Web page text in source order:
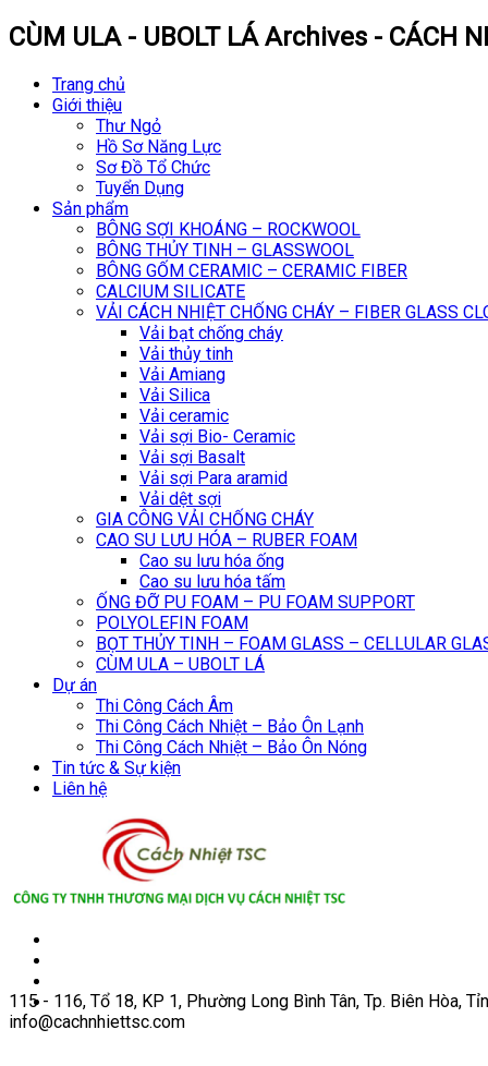
CÙM ULA - UBOLT LÁ Archives - CÁCH
Trang chủ
Giới thiệu
Thư Ngỏ
Hồ Sơ Năng Lực
Sơ Đồ Tổ Chức
Tuyển Dụng
Sản phẩm
BÔNG SỢI KHOÁNG – ROCKWOOL
BÔNG THỦY TINH – GLASSWOOL
BÔNG GỐM CERAMIC – CERAMIC FIBER
CALCIUM SILICATE
VẢI CÁCH NHIỆT CHỐNG CHÁY – FIBER GLASS
Vải bạt chống cháy
Vải thủy tinh
Vải Amiang
Vải Silica
Vải ceramic
Vải sợi Bio- Ceramic
Vải sợi Basalt
Vải sợi Para aramid
Vải dệt sợi
GIA CÔNG VẢI CHỐNG CHÁY
CAO SU LƯU HÓA – RUBER FOAM
Cao su lưu hóa ống
Cao su lưu hóa tấm
ỐNG ĐỠ PU FOAM – PU FOAM SUPPORT
POLYOLEFIN FOAM
BỌT THỦY TINH – FOAM GLASS – CELLULAR
CÙM ULA – UBOLT LÁ
Dự án
Thi Công Cách Âm
Thi Công Cách Nhiệt – Bảo Ôn Lạnh
Thi Công Cách Nhiệt – Bảo Ôn Nóng
Tin tức & Sự kiện
Liên hệ
115 - 116, Tổ 18, KP 1, Phường Long Bình Tân, Tp. Biên Hòa,
info@cachnhiettsc.com